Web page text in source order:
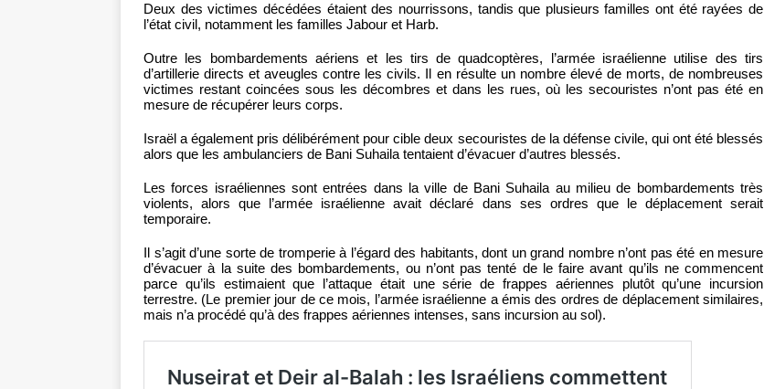
Deux des victimes décédées étaient des nourrissons, tandis que plusieurs familles ont été rayées de
l’état civil, notamment les familles Jabour et Harb.
Outre les bombardements aériens et les tirs de quadcoptères, l’armée israélienne utilise des tirs
d’artillerie directs et aveugles contre les civils. Il en résulte un nombre élevé de morts, de nombreuses
victimes restant coincées sous les décombres et dans les rues, où les secouristes n’ont pas été en
mesure de récupérer leurs corps.
Israël a également pris délibérément pour cible deux secouristes de la défense civile, qui ont été blessés
alors que les ambulanciers de Bani Suhaila tentaient d’évacuer d’autres blessés.
Les forces israéliennes sont entrées dans la ville de Bani Suhaila au milieu de bombardements très
violents, alors que l’armée israélienne avait déclaré dans ses ordres que le déplacement serait
temporaire.
Il s’agit d’une sorte de tromperie à l’égard des habitants, dont un grand nombre n’ont pas été en mesure
d’évacuer à la suite des bombardements, ou n’ont pas tenté de le faire avant qu’ils ne commencent
parce qu’ils estimaient que l’attaque était une série de frappes aériennes plutôt qu’une incursion
terrestre. (Le premier jour de ce mois, l’armée israélienne a émis des ordres de déplacement similaires,
mais n’a procédé qu’à des frappes aériennes intenses, sans incursion au sol).